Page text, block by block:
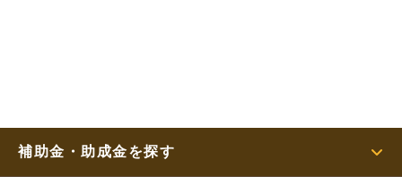
補助金・助成金を探す